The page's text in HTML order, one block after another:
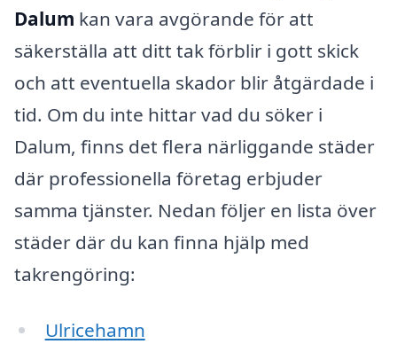
Dalum kan vara avgörande för att
säkerställa att ditt tak förblir i gott skick
och att eventuella skador blir åtgärdade i
tid. Om du inte hittar vad du söker i
Dalum, finns det flera närliggande städer
där professionella företag erbjuder
samma tjänster. Nedan följer en lista över
städer där du kan finna hjälp med
takrengöring:
Ulricehamn